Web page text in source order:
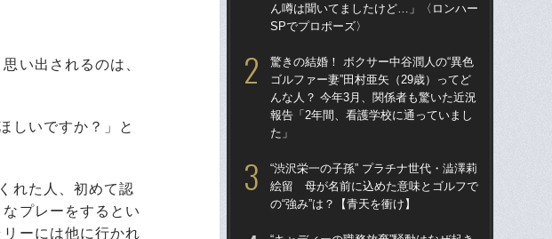
い出されるのは、
しいですか？」と
れた人、初めて認
プレーをするとい
ーには他に行かれ
ん噂は聞いてましたけど…」〈ロンハー
SPでプロポーズ〉
驚きの結婚！ ボクサー中谷潤人の“異色
ゴルファー妻”田村亜矢（29歳）ってど
んな人？ 今年3月、関係者も驚いた近況
報告「2年間、看護学校に通っていまし
た」
“渋沢栄一の子孫” プラチナ世代・澁澤莉
絵留 母が名前に込めた意味とゴルフで
の“強み”は？【青天を衝け】